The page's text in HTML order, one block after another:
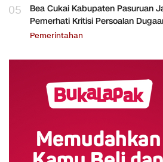
05
Bea Cukai Kabupaten Pasuruan
Pemerhati Kritisi Persoalan
Pemerintahan